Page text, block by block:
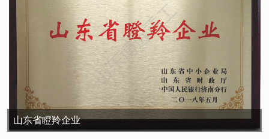
山东省瞪羚企业